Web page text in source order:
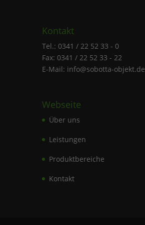
Kontakt
Tel.: 0341 / 22 52 33 - 0
Fax: 0341 / 22 52 33 - 22
E-Mail: info@sobotta-objekt.de
Webseite
Über uns
Leistungen
Produktbereiche
Kontakt